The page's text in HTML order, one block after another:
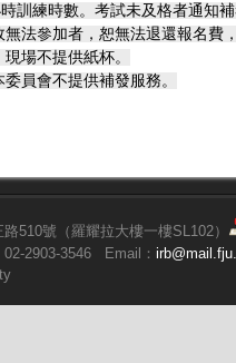
訓練時數。考試未及格者通知
法參加者，恕無法退還報名
場不提供紙杯。
員會不提供補發服務。
510號（羅耀拉大樓一樓SL102）
2903-3546 Email：